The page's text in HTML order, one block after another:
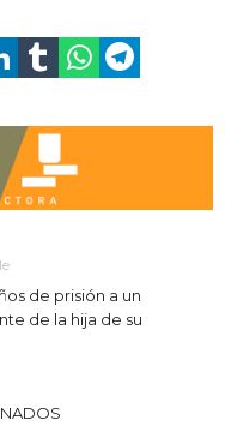
de prisión a un
de la hija de su